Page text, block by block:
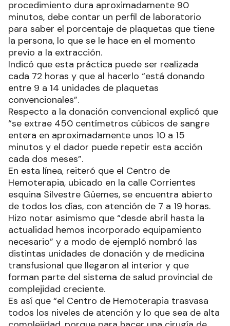
procedimiento dura aproximadamente 90
minutos, debe contar un perfil de laboratorio
para saber el porcentaje de plaquetas que tiene
la persona, lo que se le hace en el momento
previo a la extracción.
Indicó que esta práctica puede ser realizada
cada 72 horas y que al hacerlo “está donando
entre 9 a 14 unidades de plaquetas
convencionales”.
Respecto a la donación convencional explicó que
“se extrae 450 centímetros cúbicos de sangre
entera en aproximadamente unos 10 a 15
minutos y el dador puede repetir esta acción
cada dos meses”.
En esta línea, reiteró que el Centro de
Hemoterapia, ubicado en la calle Corrientes
esquina Silvestre Güemes, se encuentra abierto
de todos los días, con atención de 7 a 19 horas.
Hizo notar asimismo que “desde abril hasta la
actualidad hemos incorporado equipamiento
necesario” y a modo de ejempló nombró las
distintas unidades de donación y de medicina
transfusional que llegaron al interior y que
forman parte del sistema de salud provincial de
complejidad creciente.
Es así que “el Centro de Hemoterapia trasvasa
todos los niveles de atención y lo que sea de alta